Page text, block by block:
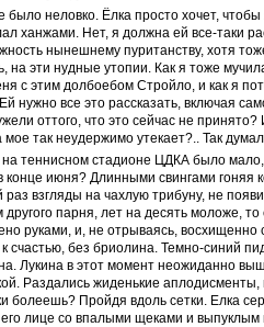
было неловко. Ёлка просто хочет,
ханжами. Нет, я должна ей все-таки
нынешнему пуританству, хотя
на эти нудные утопии. Как я тоже
с этим долбоебом Стройло, и как я
нужно все это рассказать, включая
оттого, что это сейчас не
мое так неудержимо утекает?.. Так
теннисном стадионе ЦДКА было
июня? Длинными свингами гоняя
раз взгляды на чахлую трибуну, не
парня, лет на десять моложе,
руками, и, не отрываясь,
счастью, без бриолина. Темно-синий
Лукина в этот момент неожиданно
Раздались жиденькие
болеешь? Пройдя вдоль сетки. Елка
лице со впалыми щеками и выпуклым